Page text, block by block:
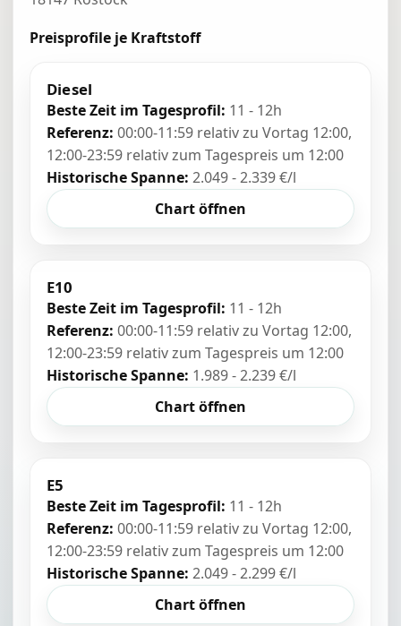
Preisprofile je Kraftstoff
Diesel
Beste Zeit im Tagesprofil: 11 - 12h
Referenz: 00:00-11:59 relativ zu Vortag 12:00,
12:00-23:59 relativ zum Tagespreis um 12:00
Historische Spanne: 2.049 - 2.339 €/l
Chart öffnen
E10
Beste Zeit im Tagesprofil: 11 - 12h
Referenz: 00:00-11:59 relativ zu Vortag 12:00,
12:00-23:59 relativ zum Tagespreis um 12:00
Historische Spanne: 1.989 - 2.239 €/l
Chart öffnen
E5
Beste Zeit im Tagesprofil: 11 - 12h
Referenz: 00:00-11:59 relativ zu Vortag 12:00,
12:00-23:59 relativ zum Tagespreis um 12:00
Historische Spanne: 2.049 - 2.299 €/l
Chart öffnen